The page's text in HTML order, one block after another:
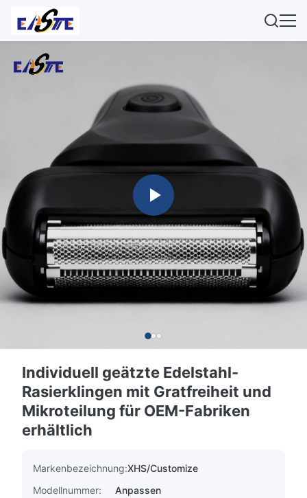
Individuell geätzte Edelstahl-
Rasierklingen mit Gratfreiheit und
Mikroteilung für OEM-Fabriken
erhältlich
Markenbezeichnung:XHS/Customize
Modellnummer:
Anpassen